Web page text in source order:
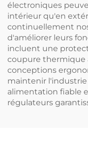
électroniques
intérieur qu'en
continuellement
d'améliorer leurs
incluent une
coupure
conceptions
maintenir
alimentation fiable
régulateurs